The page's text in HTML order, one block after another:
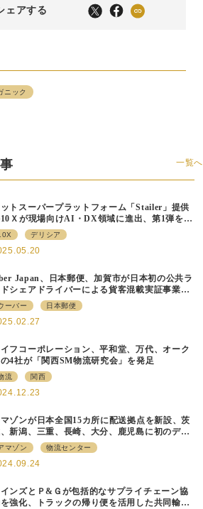
ェアする
ニック
一覧へ
トスーパープラットフォーム「Stailer」提供
Ｘが現場向けAI・DX領域に進出、第1弾をデ
アが導入決定
デリシア
Japan、日本郵便、加賀市が日本初の公共ラ
シェアドライバーによる貨客混載実証事業を
ーバー 日本郵便
フコーポレーション、平和堂、万代、オーク
4社が「関西SM物流研究会」を発足
流 関西
ゾンが日本全国15カ所に配送拠点を新設、茨
新潟、三重、長崎、大分、鹿児島に初のデリ
ーステーションを開設
マゾン 物流センター
ンズとＰ&Ｇが包括的なサプライチェーン協
強化、トラックの帰り便を活用した共同輸送